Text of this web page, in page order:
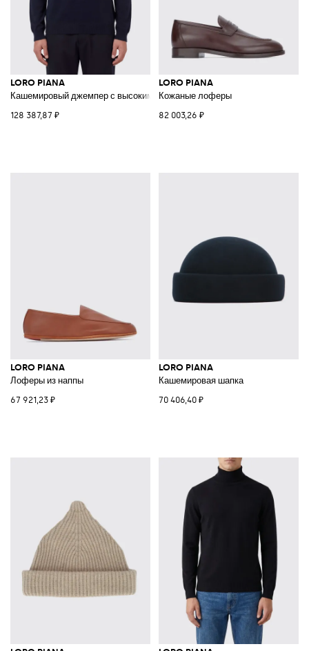
LORO PIANA
Кашемировый джемпер с высоким воротом
128 387,87 ₽
LORO PIANA
Кожаные лоферы
82 003,26 ₽
LORO PIANA
Лоферы из наппы
67 921,23 ₽
LORO PIANA
Кашемировая шапка
70 406,40 ₽